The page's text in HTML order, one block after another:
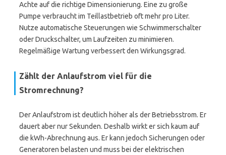
Achte auf die richtige Dimensionierung. Eine zu große
Pumpe verbraucht im Teillastbetrieb oft mehr pro Liter.
Nutze automatische Steuerungen wie Schwimmerschalter
oder Druckschalter, um Laufzeiten zu minimieren.
Regelmäßige Wartung verbessert den Wirkungsgrad.
Zählt der Anlaufstrom viel für die
Stromrechnung?
Der Anlaufstrom ist deutlich höher als der Betriebsstrom. Er
dauert aber nur Sekunden. Deshalb wirkt er sich kaum auf
die kWh-Abrechnung aus. Er kann jedoch Sicherungen oder
Generatoren belasten und muss bei der elektrischen